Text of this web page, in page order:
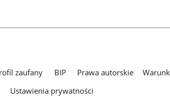
zaufany BIP Prawa autorskie
Ustawienia prywatności